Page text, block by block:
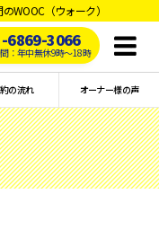
WOOC（ウォーク）
6869-3066
：年中無休9時〜18時
の流れ オーナー様の声